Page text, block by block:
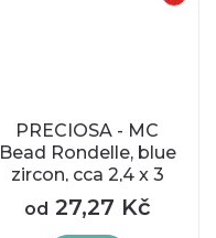
PRECIOSA - MC
Bead Rondelle, blue
zircon, cca 2,4 x 3
mm
od 27,27 Kč